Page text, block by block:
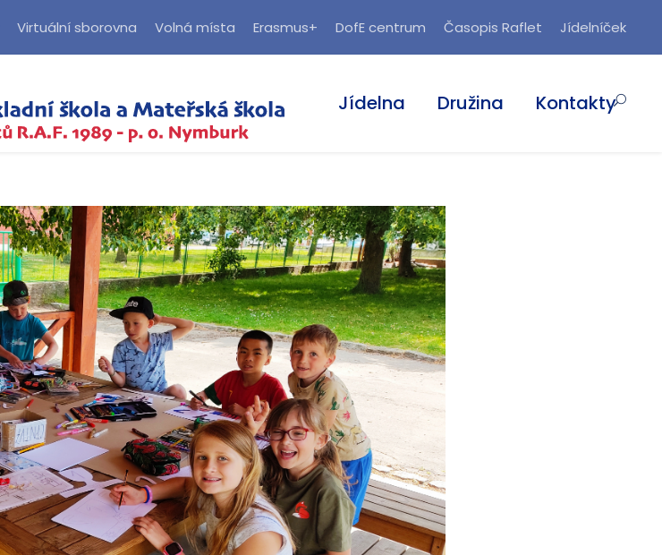
Virtuální sborovna Volná místa Erasmus+ DofE centrum Časopis Raflet Jídelníček
Jídelna Družina Kontakty